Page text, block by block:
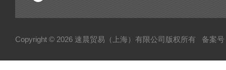
Copyright © 2026 速晨贸易（上海）有限公司版权所有 备案号